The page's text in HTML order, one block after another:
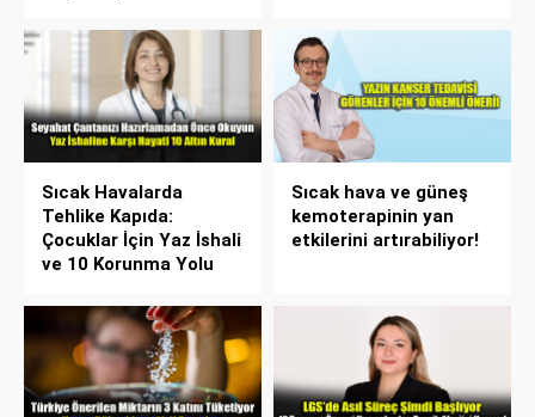
Sıcak Havalarda
Tehlike Kapıda:
Çocuklar İçin Yaz İshali
ve 10 Korunma Yolu
Sıcak hava ve güneş
kemoterapinin yan
etkilerini artırabiliyor!